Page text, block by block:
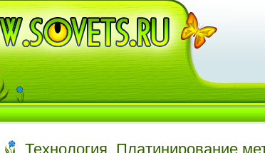
Технология. Платинирование